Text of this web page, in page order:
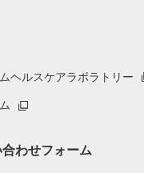
ヘルスケアラボラトリー
わせフォーム